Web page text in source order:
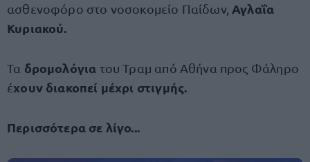
ασθενοφόρο στο νοσοκομείο Παίδων, Αγλαΐα
Κυριακού.
Τα δρομολόγια του Τραμ από Αθήνα προς Φάληρο
έχουν διακοπεί μέχρι στιγμής.
Περισσότερα σε λίγο...